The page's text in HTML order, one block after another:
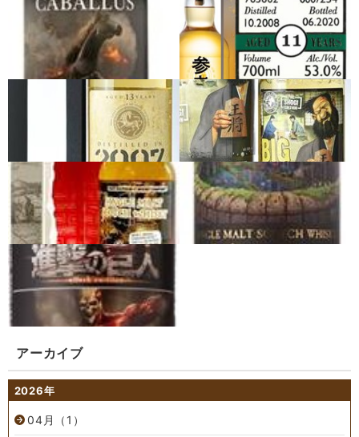
アーカイブ
2026年
04月（1）